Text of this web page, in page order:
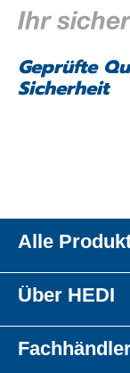
Geprüfte
Sicherheit
Alle
Über HEDI